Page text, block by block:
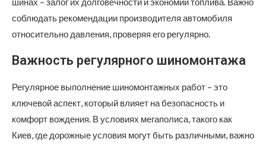
соблюдать рекомендации производителя автомобиля
относительно давления, проверяя его регулярно.
Важность регулярного шиномонтажа
Регулярное выполнение шиномонтажных работ – это
ключевой аспект, который влияет на безопасность и
комфорт вождения. В условиях мегаполиса, такого как
Киев, где дорожные условия могут быть различными, важно